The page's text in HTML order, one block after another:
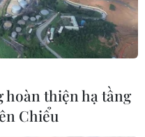
sáng tác mẫu
Ở đây có thể thấy
nhiều năng khiếu
lao động cao.
hoàn thiện hạ tầng
Chiểu